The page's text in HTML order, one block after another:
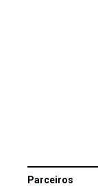
Parceiros